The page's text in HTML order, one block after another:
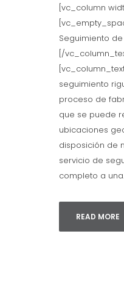
[vc_column
Seguimiento
[/
seguimiento
proceso de
que se puede
ubicaciones
disposición de
servicio de
completo a
READ MORE